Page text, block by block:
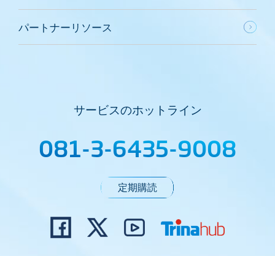
パートナーリソース
サービスのホットライン
081-3-6435-9008
定期購読